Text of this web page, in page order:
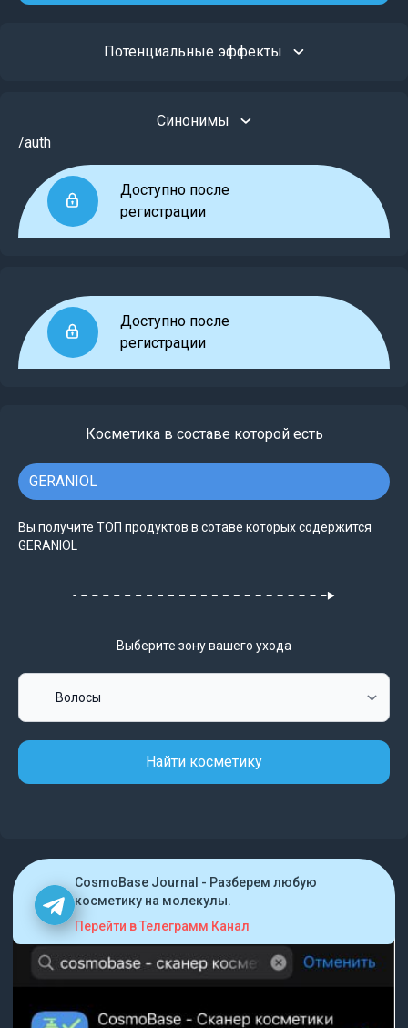
Потенциальные эффекты
Синонимы
/auth
Доступно после
регистрации
Доступно после
регистрации
Косметика в составе которой есть
GERANIOL
Вы получите ТОП продуктов в сотаве которых содержится
GERANIOL
Выберите зону вашего ухода
Найти косметику
CosmoBase Journal - Разберем любую
косметику на молекулы.
Перейти в Телеграмм Канал